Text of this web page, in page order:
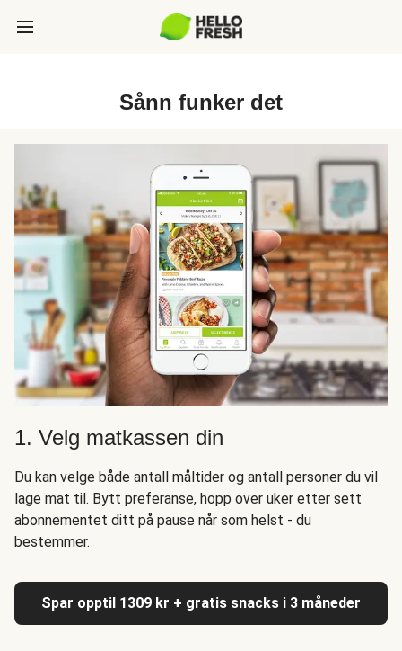
Sånn funker det
1. Velg matkassen din
Du kan velge både antall måltider og antall personer du vil
lage mat til. Bytt preferanse, hopp over uker etter sett
abonnementet ditt på pause når som helst - du
bestemmer.
Spar opptil 1309 kr + gratis snacks i 3 måneder